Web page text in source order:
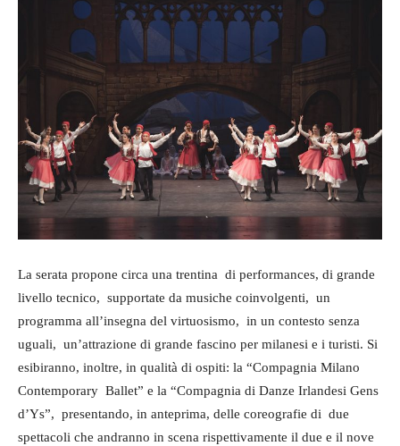
La serata propone circa una trentina di performances, di grande
livello tecnico, supportate da musiche coinvolgenti, un
programma all’insegna del virtuosismo, in un contesto senza
uguali, un’attrazione di grande fascino per milanesi e i turisti. Si
esibiranno, inoltre, in qualità di ospiti: la “Compagnia Milano
Contemporary Ballet” e la “Compagnia di Danze Irlandesi Gens
d’Ys”, presentando, in anteprima, delle coreografie di due
spettacoli che andranno in scena rispettivamente il due e il nove